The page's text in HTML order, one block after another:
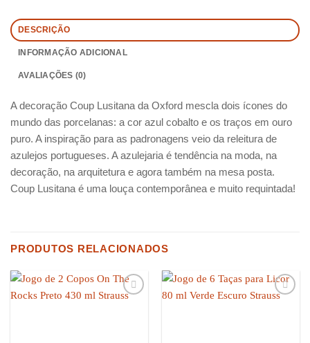
DESCRIÇÃO
INFORMAÇÃO ADICIONAL
AVALIAÇÕES (0)
A decoração Coup Lusitana da Oxford mescla dois ícones do
mundo das porcelanas: a cor azul cobalto e os traços em ouro
puro. A inspiração para as padronagens veio da releitura de
azulejos portugueses. A azulejaria é tendência na moda, na
decoração, na arquitetura e agora também na mesa posta.
Coup Lusitana é uma louça contemporânea e muito requintada!
PRODUTOS RELACIONADOS